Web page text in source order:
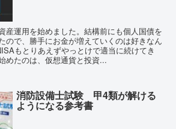
産運用を始めました。結構前にも個人国債を
ので、勝手にお金が増えていくのは好きなん
もとりあえずやっとけで適当に続けてき
めたのは、仮想通貨と投資...
消防設備士試験 甲4類が解ける
ようになる参考書